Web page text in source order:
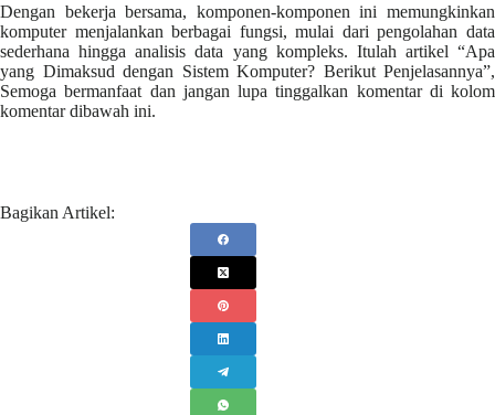
Dengan bekerja bersama, komponen-komponen ini memungkinkan
komputer menjalankan berbagai fungsi, mulai dari pengolahan data
sederhana hingga analisis data yang kompleks. Itulah artikel “Apa
yang Dimaksud dengan Sistem Komputer? Berikut Penjelasannya”,
Semoga bermanfaat dan jangan lupa tinggalkan komentar di kolom
komentar dibawah ini.
Bagikan Artikel: